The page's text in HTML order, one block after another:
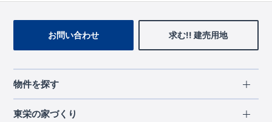
お問い合わせ 求む!! 建売用地
物件を探す
エリアから探す
東栄の家づくり